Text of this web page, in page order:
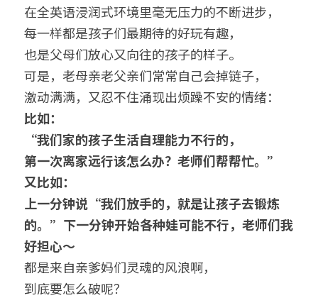
在全英语浸润式环境里毫无压力的不断进步，
每一样都是孩子们最期待的好玩有趣，
也是父母们放心又向往的孩子的样子。
可是，老母亲老父亲们常常自己会掉链子，
激动满满，又忍不住涌现出烦躁不安的情绪：
比如：
“我们家的孩子生活自理能力不行的，
第一次离家远行该怎么办？老师们帮帮忙。”
又比如：
上一分钟说“我们放手的，就是让孩子去锻炼
的。” 下一分钟开始各种娃可能不行，老师们我
好担心～
都是来自亲爹妈们灵魂的风浪啊，
到底要怎么破呢？